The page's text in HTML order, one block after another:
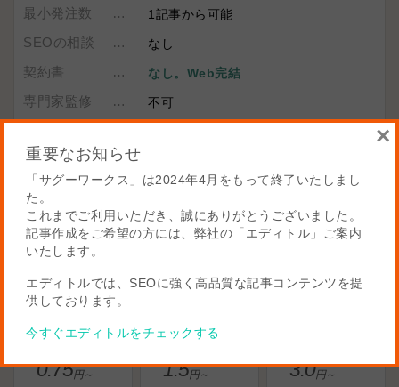
最小発注数 1記事から可能
SEOの相談 なし
契約書 なし。Web完結
専門家監修 不可
納品形式 Excelのみ
支払い方法
※前払い
記事承認
文字単価
0.75 1.5 3.0
重要なお知らせ
「サグーワークス」は2024年4月をもって終了いたしまし
た。
これまでご利用いただき、誠にありがとうございました。
記事作成をご希望の方には、弊社の「エディトル」ご案内
いたします。
エディトルでは、SEOに強く高品質な記事コンテンツを提
供しております。
今すぐエディトルをチェックする
×